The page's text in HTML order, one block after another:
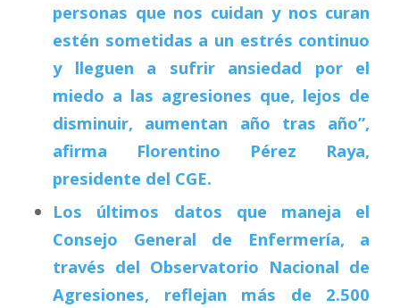
personas que nos cuidan y nos curan
estén sometidas a un estrés continuo
y lleguen a sufrir ansiedad por el
miedo a las agresiones que, lejos de
disminuir, aumentan año tras año”,
afirma Florentino Pérez Raya,
presidente del CGE.
Los últimos datos que maneja el
Consejo General de Enfermería, a
través del Observatorio Nacional de
Agresiones, reflejan más de 2.500